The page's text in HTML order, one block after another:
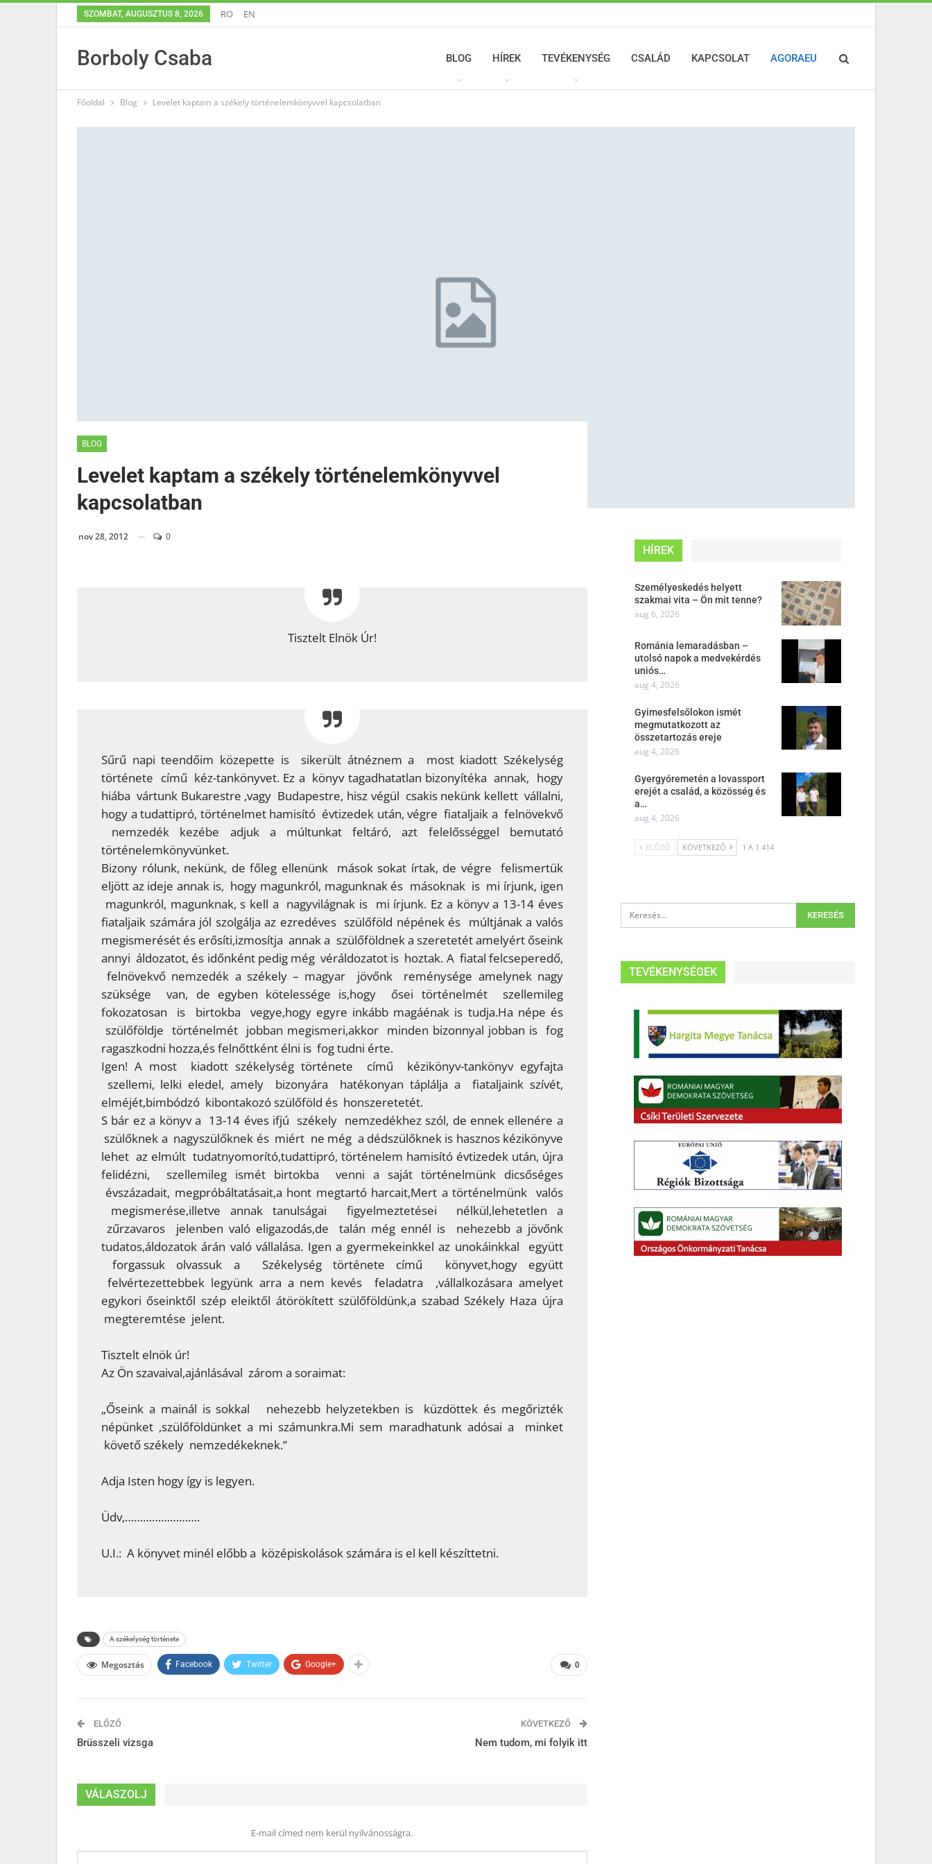
SZOMBAT, AUGUSZTUS 8, 2026 RO EN
Borboly Csaba BLOG HÍREK TEVÉKENYSÉG CSALÁD KAPCSOLAT AGORAEU
Főoldal Blog Levelet kaptam a székely történelemkönyvvel kapcsolatban
BLOG
Levelet kaptam a székely történelemkönyvvel
kapcsolatban
nov 28, 2012 0
Tisztelt Elnök Úr!
Sűrű napi teendőim közepette is sikerült átnéznem a most kiadott Székelység
története című kéz-tankönyvet. Ez a könyv tagadhatatlan bizonyítéka annak, hogy
hiába vártunk Bukarestre ,vagy Budapestre, hisz végül csakis nekünk kellett vállalni,
hogy a tudattipró, történelmet hamisító évtizedek után, végre fiataljaik a felnövekvő
nemzedék kezébe adjuk a múltunkat feltáró, azt felelősséggel bemutató
történelemkönyvünket.
Bizony rólunk, nekünk, de főleg ellenünk mások sokat írtak, de végre felismertük
eljött az ideje annak is, hogy magunkról, magunknak és másoknak is mi írjunk, igen
magunkról, magunknak, s kell a nagyvilágnak is mi írjunk. Ez a könyv a 13-14 éves
fiataljaik számára jól szolgálja az ezredéves szülőföld népének és múltjának a valós
megismerését és erősíti,izmosítja annak a szülőföldnek a szeretetét amelyért őseink
annyi áldozatot, és időnként pedig még véráldozatot is hoztak. A fiatal felcseperedő,
felnövekvő nemzedék a székely – magyar jövőnk reménysége amelynek nagy
szüksége van, de egyben kötelessége is,hogy ősei történelmét szellemileg
fokozatosan is birtokba vegye,hogy egyre inkább magáénak is tudja.Ha népe és
szülőföldje történelmét jobban megismeri,akkor minden bizonnyal jobban is fog
ragaszkodni hozza,és felnőttként élni is fog tudni érte.
Igen! A most kiadott székelység története című kézikönyv-tankönyv egyfajta
szellemi, lelki eledel, amely bizonyára hatékonyan táplálja a fiataljaink szívét,
elméjét,bimbódzó kibontakozó szülőföld és honszeretetét.
S bár ez a könyv a 13-14 éves ifjú székely nemzedékhez szól, de ennek ellenére a
szülőknek a nagyszülőknek és miért ne még a dédszülőknek is hasznos kézikönyve
lehet az elmúlt tudatnyomorító,tudattipró, történelem hamisító évtizedek után, újra
felidézni, szellemileg ismét birtokba venni a saját történelmünk dicsőséges
évszázadait, megpróbáltatásait,a hont megtartó harcait,Mert a történelmünk valós
megismerése,illetve annak tanulságai figyelmeztetései nélkül,lehetetlen a
zűrzavaros jelenben való eligazodás,de talán még ennél is nehezebb a jövőnk
tudatos,áldozatok árán való vállalása. Igen a gyermekeinkkel az unokáinkkal együtt
forgassuk olvassuk a Székelység története című könyvet,hogy együtt
felvértezettebbek legyünk arra a nem kevés feladatra ,vállalkozásara amelyet
egykori őseinktől szép eleiktől átörökített szülőföldünk,a szabad Székely Haza újra
megteremtése jelent.
Tisztelt elnök úr!
Az Ön szavaival,ajánlásával zárom a soraimat:
„Őseink a mainál is sokkal nehezebb helyzetekben is küzdöttek és megőrizték
népünket ,szülőföldünket a mi számunkra.Mi sem maradhatunk adósai a minket
követő székely nemzedékeknek.”
Adja Isten hogy így is legyen.
Üdv,…………………….
U.I.: A könyvet minél előbb a középiskolások számára is el kell készíttetni.
A székelység története
0
Megosztás Facebook Twitter Google+
ELŐZŐ
Brüsszeli vizsga
KÖVETKEZŐ
Nem tudom, mi folyik itt
VÁLASZOLJ
E-mail címed nem kerül nyilvánosságra.
HÍREK
Személyeskedés helyett
szakmai vita – Ön mit tenne?
aug 6, 2026
Románia lemaradásban –
utolsó napok a medvekérdés
uniós…
aug 4, 2026
Gyimesfelsőlokon ismét
megmutatkozott az
összetartozás ereje
aug 4, 2026
Gyergyóremetén a lovassport
erejét a család, a közösség és
a…
aug 4, 2026
ELŐZŐ KÖVETKEZŐ 1 A 1 414
TEVÉKENYSÉGEK